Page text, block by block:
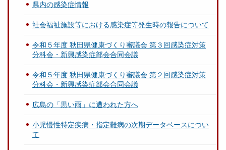
県内の感染症情報
社会福祉施設等における感染症等発生時の報告について
令和５年度 秋田県健康づくり審議会 第３回感染症対策
分科会・新興感染症部会合同会議
令和５年度 秋田県健康づくり審議会 第２回感染症対策
分科会・新興感染症部会合同会議
広島の「黒い雨」に遭われた方へ
小児慢性特定疾病・指定難病の次期データベースについ
て